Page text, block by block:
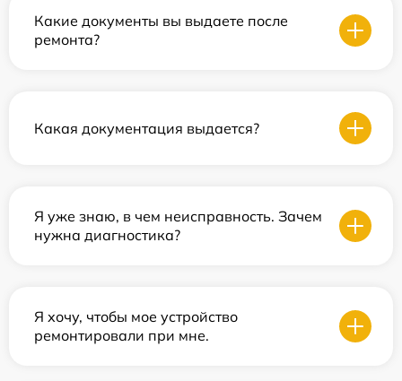
Какие документы вы выдаете после
ремонта?
Какая документация выдается?
Я уже знаю, в чем неисправность. Зачем
нужна диагностика?
Я хочу, чтобы мое устройство
ремонтировали при мне.